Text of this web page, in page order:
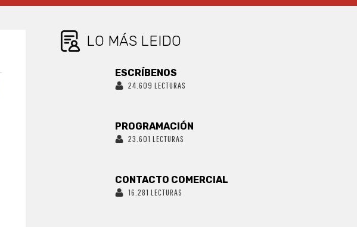
LO MÁS LEIDO
ESCRÍBENOS
24.609 LECTURAS
PROGRAMACIÓN
23.601 LECTURAS
CONTACTO COMERCIAL
16.281 LECTURAS